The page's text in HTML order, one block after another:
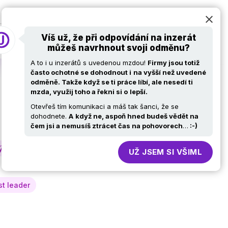
Pro firmy Volní ajťáci Kariérní stránky
leader
Víš už, že při odpovídání na inzerát
můžeš navrhnout svoji odměnu?
A to i u inzerátů s uvedenou mzdou! Firmy jsou totiž
často ochotné se dohodnout i na vyšší než uvedené
odměně. Takže když se ti práce líbí, ale nesedí ti
mzda, využij toho a řekni si o lepší.
Otevřeš tím komunikaci a máš tak šanci, že se
dohodnete. A když ne, aspoň hned budeš vědět na
čem jsi a nemusíš ztrácet čas na pohovorech… :-)
UŽ JSEM SI VŠIML